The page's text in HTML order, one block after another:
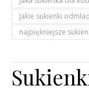
Jakie sukienki
najpiękniejsze